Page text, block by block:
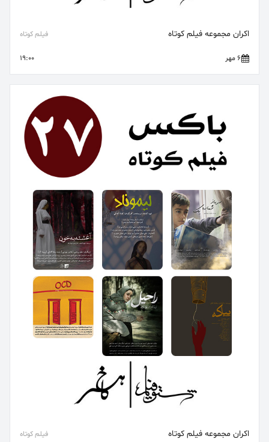
اکران مجموعه فیلم کوتاه فیلم کوتاه
6 مهر 19:00
اکران مجموعه فیلم کوتاه فیلم کوتاه